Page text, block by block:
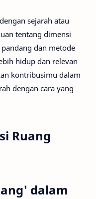
sejarah atau
tentang dimensi
dan metode
hidup dan relevan
kontribusimu dalam
dengan cara yang
Ruang
dalam